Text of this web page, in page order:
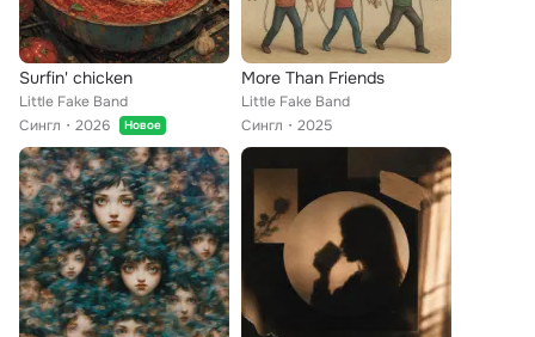
Surfin' chicken
Little Fake Band
Сингл
2026 Новое
More Than Friends
Little Fake Band
Сингл
2025